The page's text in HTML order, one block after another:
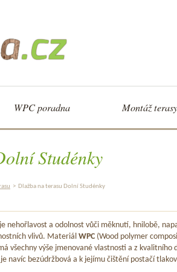
WPC poradna Montáž terasy
Studénky
> Dlažba na terasu Dolní Studénky
nehořlavost a odolnost vůči měknutí, hnilobě,
vlivů. Materiál WPC (Wood polymer
všechny výše jmenované vlastnosti a z
je navíc bezúdržbová a k jejímu čištění postačí